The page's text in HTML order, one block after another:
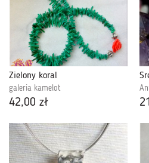
Zielony koral
galeria kamelot
42,00 zł